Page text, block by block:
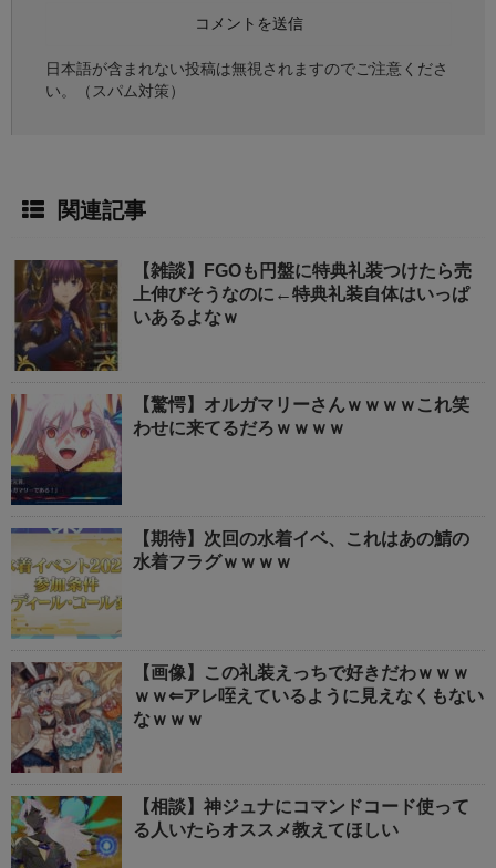
日本語が含まれない投稿は無視されますのでご注意くださ
い。（スパム対策）
関連記事
【雑談】FGOも円盤に特典礼装つけたら売
上伸びそうなのに←特典礼装自体はいっぱ
いあるよなｗ
【驚愕】オルガマリーさんｗｗｗｗこれ笑
わせに来てるだろｗｗｗｗ
【期待】次回の水着イベ、これはあの鯖の
水着フラグｗｗｗｗ
【画像】この礼装えっちで好きだわｗｗｗ
ｗｗ⇐アレ咥えているように見えなくもない
なｗｗｗ
【相談】神ジュナにコマンドコード使って
る人いたらオススメ教えてほしい